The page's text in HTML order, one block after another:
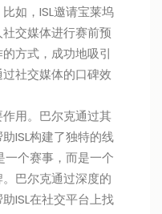
如，ISL邀请宝莱坞
交媒体进行赛前预
方式，成功地吸引
社交媒体的口碑效
用。巴尔克通过其
ISL构建了独特的线
一个赛事，而是一个
巴尔克通过深度的
ISL在社交平台上找